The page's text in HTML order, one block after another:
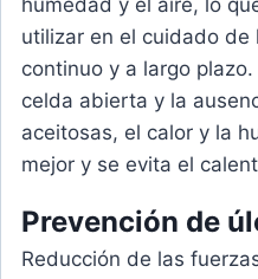
utilizar en el cuidado de
continuo y a largo
celda abierta y la
aceitosas, el calor y la
mejor y se evita el
Prevención de
Reducción de las